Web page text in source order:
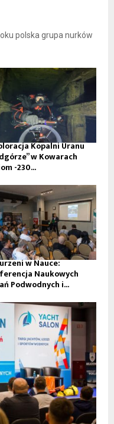
polska grupa nurków
Kopalni Uranu
w Kowarach
-230...
w Nauce:
Naukowych
Podwodnych i...